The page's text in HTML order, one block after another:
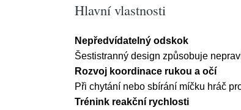
Hlavní vlastnosti
Nepředvídatelný odskok
Šestistranný design způsobuje
Rozvoj koordinace rukou a očí
Při chytání nebo sbírání míčku hráč
Trénink reakční rychlosti